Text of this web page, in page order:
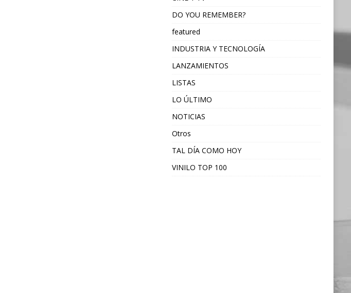
DO YOU REMEMBER?
featured
INDUSTRIA Y TECNOLOGÍA
LANZAMIENTOS
LISTAS
LO ÚLTIMO
NOTICIAS
Otros
TAL DÍA COMO HOY
VINILO TOP 100